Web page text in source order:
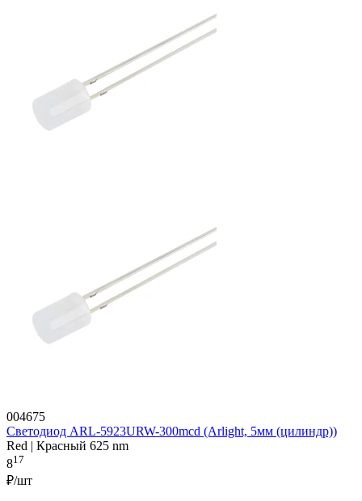
004675
Светодиод ARL-5923URW-300mcd (Arlight, 5мм (цилиндр))
Red | Красный 625 nm
817
₽/шт